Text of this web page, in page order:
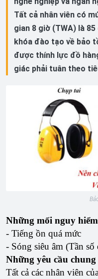
Tất cả nhân viên có
gian 8 giờ (TWA) là
khóa đào tạo về bảo
được thính lực đồ
giác phải tuân theo
Những mối nguy hiểm
- Tiếng ồn quá mức
- Sóng siêu âm (Tần số
Những yêu cầu chung
Tất cả các nhân viên